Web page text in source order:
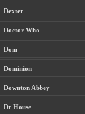
Dexter
Doctor Who
Dom
Dominion
Downton Abbey
Dr House